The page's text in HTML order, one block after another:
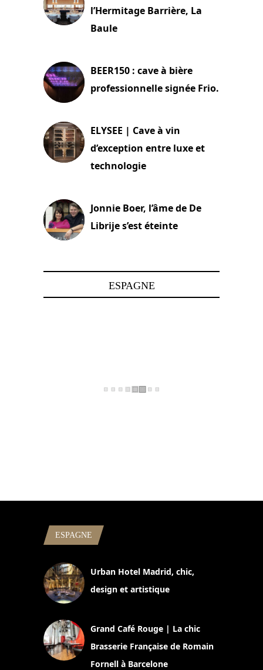
l’Hermitage Barrière, La
Baule
BEER150 : cave à bière
professionnelle signée Frio.
ELYSEE | Cave à vin
d’exception entre luxe et
technologie
Jonnie Boer, l’âme de De
Librije s’est éteinte
ESPAGNE
ESPAGNE
Urban Hotel Madrid, chic,
design et artistique
Grand Café Rouge | La chic
Brasserie Française de Romain
Fornell à Barcelone